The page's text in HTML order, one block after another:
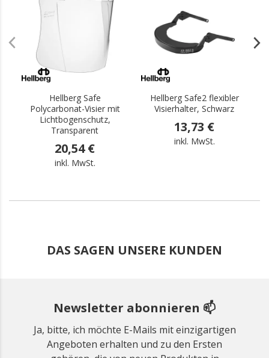
Hellberg Safe
Polycarbonat-Visier mit
Lichtbogenschutz,
Transparent
20,54 €
inkl. MwSt.
Hellberg Safe2 flexibler
Visierhalter, Schwarz
13,73 €
inkl. MwSt.
DAS SAGEN UNSERE KUNDEN
Newsletter abonnieren 📫
Ja, bitte, ich möchte E-Mails mit einzigartigen
Angeboten erhalten und zu den Ersten